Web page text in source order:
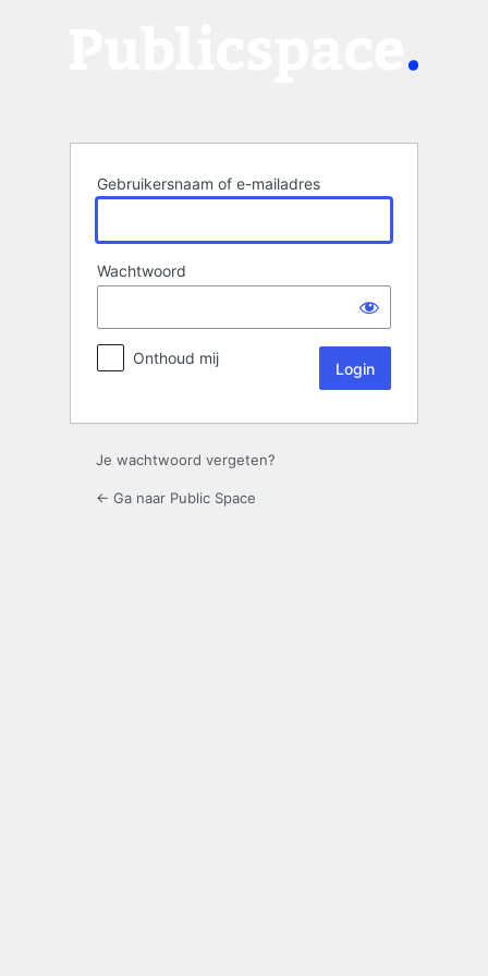
Gebruikersnaam of e-mailadres
Wachtwoord
Onthoud mij
Je wachtwoord vergeten?
← Ga naar Public Space